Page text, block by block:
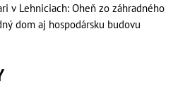
v Lehniciach: Oheň zo záhradného
dom aj hospodársku budovu